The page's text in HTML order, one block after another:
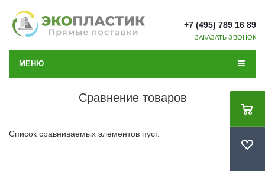
+7 (495) 789 16 89
ЗАКАЗАТЬ ЗВОНОК
МЕНЮ
Сравнение товаров
Список сравниваемых элементов пуст.